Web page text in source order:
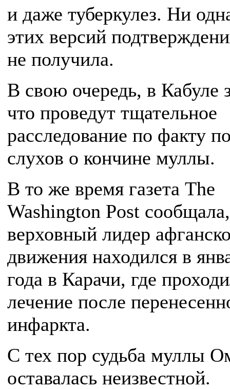
и даже туберкулез. Ни
этих версий
не получила.
В свою очередь, в Кабуле
что проведут тщательное
расследование по факту
слухов о кончине муллы.
В то же время газета The
Washington Post
верховный лидер
движения находился в
года в Карачи, где
лечение после
инфаркта.
С тех пор судьба муллы
оставалась неизвестной.